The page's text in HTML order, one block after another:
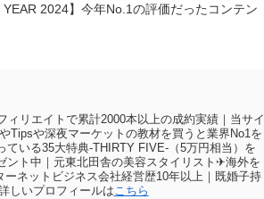
ィリエイトで累計2000本以上の成約実績｜当サ
Tipsや深夜マーケットの教材を買うと業界No1を
ている35大特典-THIRTY FIVE-（5万円相当）を
ント中｜元東北田舎の美容スタイリスト✈海外を
ーネットビジネス会社経営歴10年以上｜既婚子持
しいプロフィールはこちら